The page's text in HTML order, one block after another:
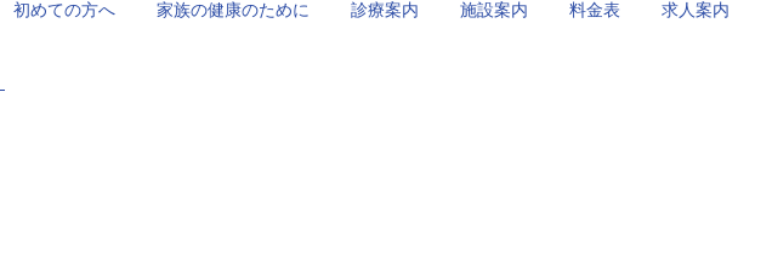
初めての方へ 家族の健康のために 診療案内 施設案内 料金表 求人案内